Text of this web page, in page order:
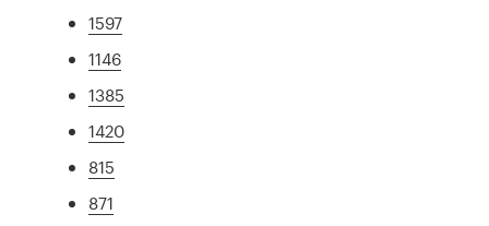
1597
1146
1385
1420
815
871